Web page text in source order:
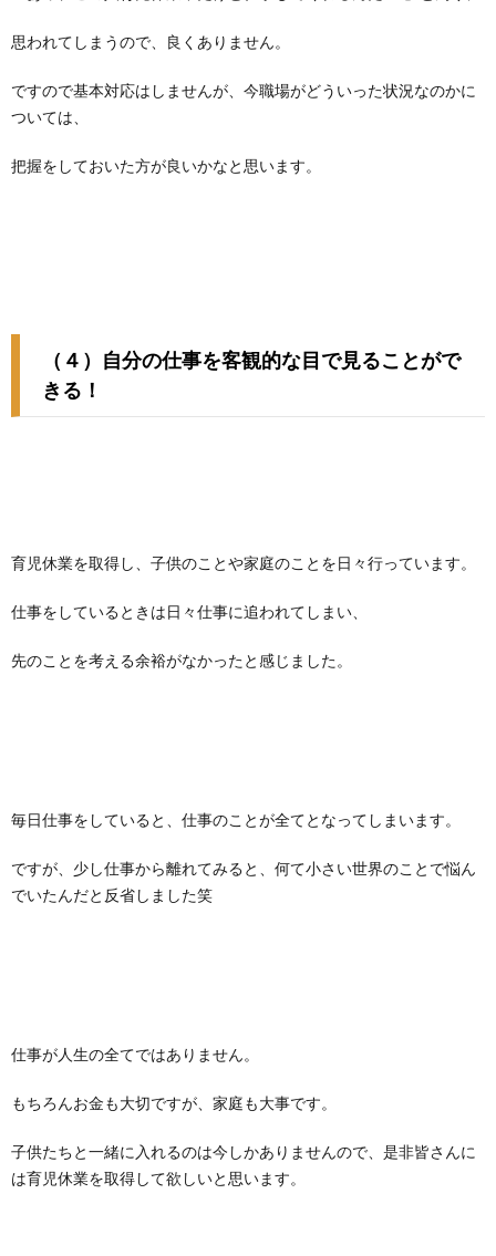
思われてしまうので、良くありません。
ですので基本対応はしませんが、今職場がどういった状況なのかに
ついては、
把握をしておいた方が良いかなと思います。
（４）自分の仕事を客観的な目で見ることがで
きる！
育児休業を取得し、子供のことや家庭のことを日々行っています。
仕事をしているときは日々仕事に追われてしまい、
先のことを考える余裕がなかったと感じました。
毎日仕事をしていると、仕事のことが全てとなってしまいます。
ですが、少し仕事から離れてみると、何て小さい世界のことで悩ん
でいたんだと反省しました笑
仕事が人生の全てではありません。
もちろんお金も大切ですが、家庭も大事です。
子供たちと一緒に入れるのは今しかありませんので、是非皆さんに
は育児休業を取得して欲しいと思います。